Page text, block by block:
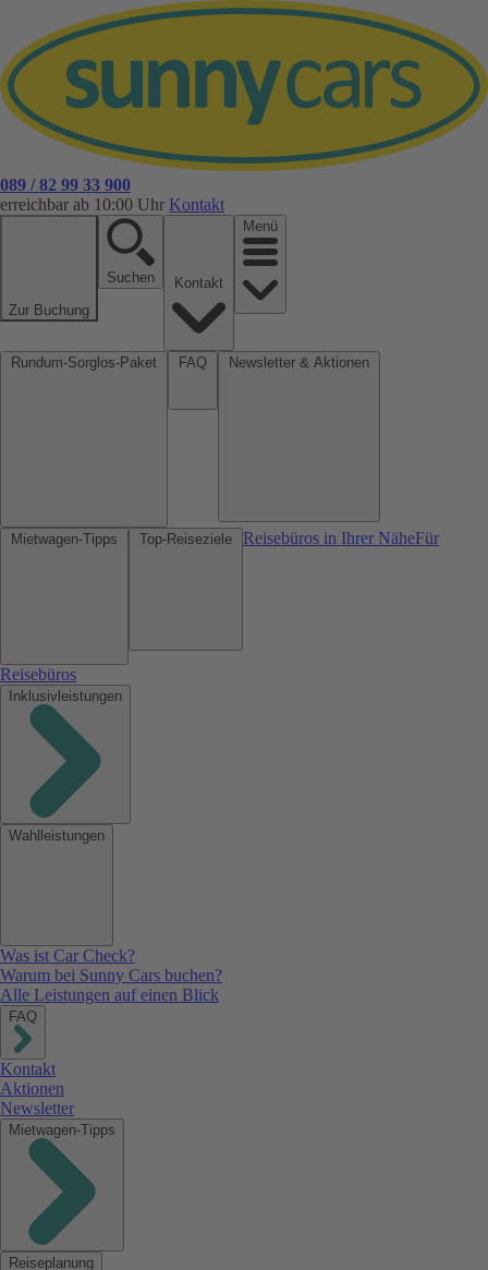
089 / 82 99 33 900
erreichbar ab 10:00 Uhr Kontakt
Zur Buchung
Suchen
Menü
Reisebüros in Ihrer NäheFür
Reisebüros
Inklusivleistungen
Wahlleistungen
Was ist Car Check?
Warum bei Sunny Cars buchen?
Alle Leistungen auf einen Blick
FAQ
Kontakt
Aktionen
Newsletter
Mietwagen-Tipps
Reiseplanung